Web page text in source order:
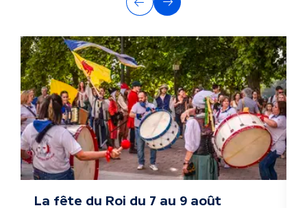
u
t
r
e
s
a
PrécédentSuivant
La fête du Roi du 7 au 9 août